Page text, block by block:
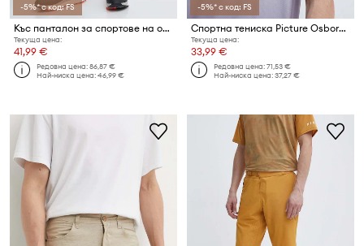
-5%* с код: FS
Къс панталон за спортове на открито Picture Vellir Long Stretch
Текуща цена:
41,99 €
Редовна цена:86,87 €
Най-ниска цена:46,99 €
-5%* с код: FS
Спортна тениска Picture Osborn Printed
Текуща цена:
33,99 €
Редовна цена:71,53 €
Най-ниска цена:37,27 €